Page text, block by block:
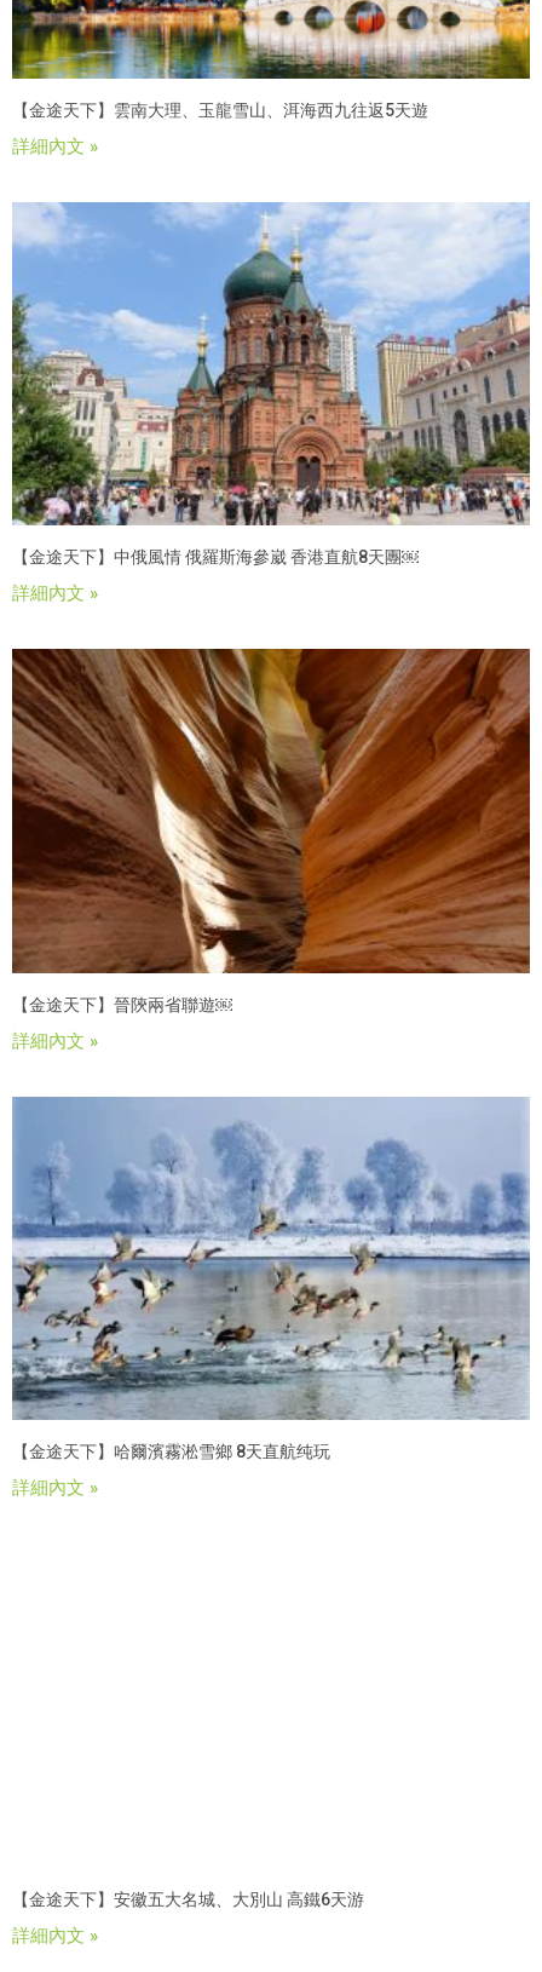
【金途天下】雲南大理、玉龍雪山、洱海西九往返5天遊
詳細內文 »
【金途天下】中俄風情 俄羅斯海參崴 香港直航8天團￼
詳細內文 »
【金途天下】晉陝兩省聯遊￼
詳細內文 »
【金途天下】哈爾濱霧淞雪鄉 8天直航纯玩
詳細內文 »
【金途天下】安徽五大名城、大別山 高鐵6天游
詳細內文 »